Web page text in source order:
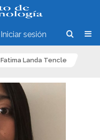
Iniciar sesión
Fatima Landa Tencle